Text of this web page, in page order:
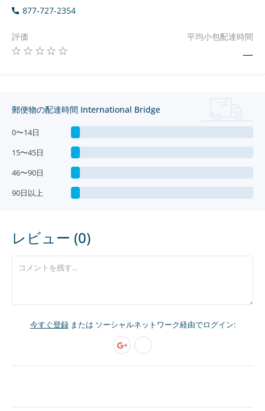
877-727-2354
評価 平均小包配達時間
—
郵便物の配達時間 International Bridge
0〜14日
15〜45日
46〜90日
90日以上
レビュー (0)
今すぐ登録または ソーシャルネットワーク経由でログイン: